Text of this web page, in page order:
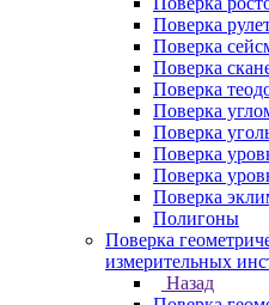
Поверка
Поверка
Поверка
Поверка
Поверка
Поверка
Поверка
Поверка
Поверка
Полигоны
Поверка
измерительных
Назад